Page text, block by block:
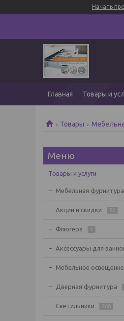
Начать
Главная Товары и
Товары
Товары и услуги
Мебельная фурнитура
Акции и скидки 50
Флюгера 1
Аксессуары для
Мебельное освещение
Дверная фурнитура
Светильники 260